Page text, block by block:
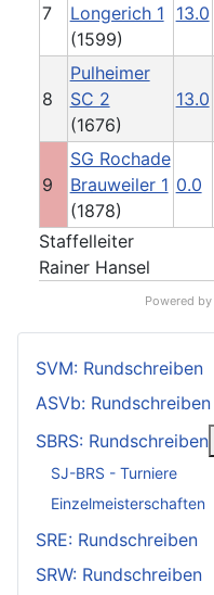
7
Longerich 1
(1599)
13.0
8
Pulheimer
SC 2
(1676)
13.0
9
SG Rochade
Brauweiler 1
(1878)
0.0
Staffelleiter
Rainer Hansel
Powered by
SVM: Rundschreiben
ASVb: Rundschreiben
SBRS: Rundschreiben
SJ-BRS - Turniere
Einzelmeisterschaften
SRE: Rundschreiben
SRW: Rundschreiben